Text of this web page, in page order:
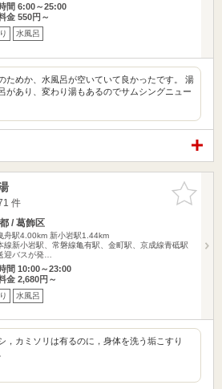
間 6:00～25:00
金 550円～
水風呂
ためか、水風呂が空いていて良かったです。 湯
があり、変わり湯もあるのでサムシングニュー
お気に入
りに追加
件
/ 葛飾区
舟駅4.00km 新小岩駅1.44km
線新小岩駅、常磐線亀有駅、金町駅、京成線青砥駅
迎バスが発…
間 10:00～23:00
金 2,680円～
水風呂
，カミソリは有るのに，身体を洗う垢こすり